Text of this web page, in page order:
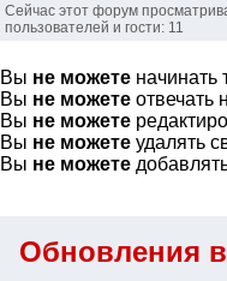
Обновления
Сейчас этот форум
пользователей и гости: 11
Вы не можете начинать
Вы не можете отвечать
Вы не можете
Вы не можете удалять
Вы не можете